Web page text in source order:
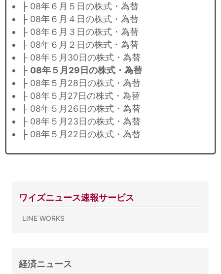
├ 08年６月５日の株式・為替
├ 08年６月４日の株式・為替
├ 08年６月３日の株式・為替
├ 08年６月２日の株式・為替
├ 08年５月30日の株式・為替
├ 08年５月29日の株式・為替
├ 08年５月28日の株式・為替
├ 08年５月27日の株式・為替
├ 08年５月26日の株式・為替
├ 08年５月23日の株式・為替
├ 08年５月22日の株式・為替
ワイズニュース速報サービス
LINE WORKS
経済ニュース